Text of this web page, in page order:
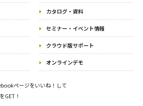
カタログ・資料
セミナー・イベント情報
クラウド版サポート
オンラインデモ
ページをいいね！して
GET！